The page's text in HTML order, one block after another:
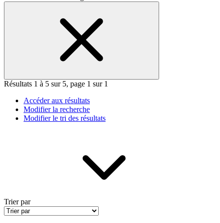
Résultats 1 à 5 sur 5, page 1 sur 1
Accéder aux résultats
Modifier la recherche
Modifier le tri des résultats
Trier par